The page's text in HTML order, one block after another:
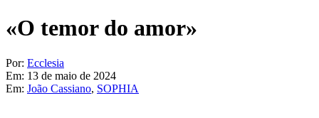
«O temor do amor»
Por: Ecclesia
Em: 13 de maio de 2024
Em: João Cassiano, SOPHIA